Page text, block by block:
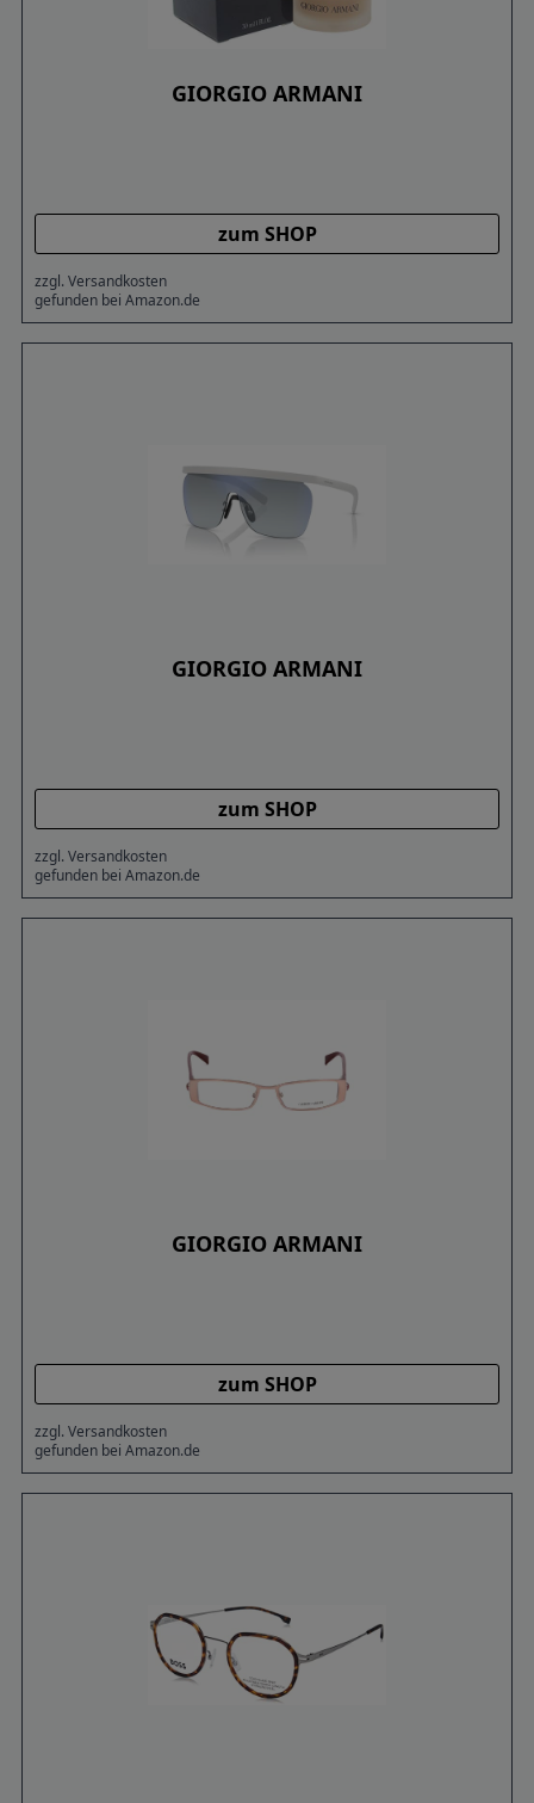
GIORGIO ARMANI
zum SHOP
zzgl. Versandkosten
gefunden bei Amazon.de
GIORGIO ARMANI
zum SHOP
zzgl. Versandkosten
gefunden bei Amazon.de
GIORGIO ARMANI
zum SHOP
zzgl. Versandkosten
gefunden bei Amazon.de